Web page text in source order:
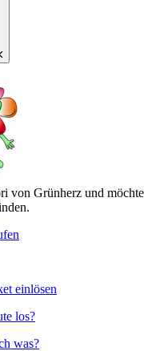
von Grünherz und
einlösen
los?
was?